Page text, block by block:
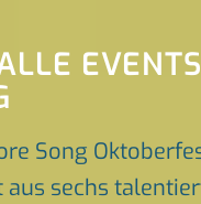
Song
aus sechs